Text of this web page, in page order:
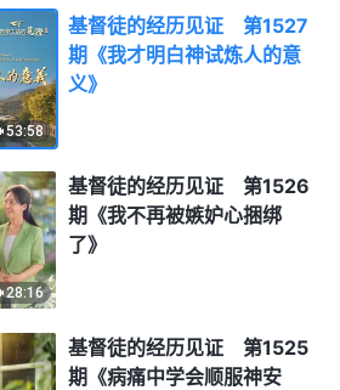
53:58
基督徒的经历见证 第1527
期《我才明白神试炼人的意
义》
28:16
基督徒的经历见证 第1526
期《我不再被嫉妒心捆绑
了》
基督徒的经历见证 第1525
期《病痛中学会顺服神安